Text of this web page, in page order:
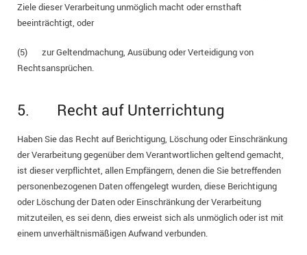
Ziele dieser Verarbeitung unmöglich macht oder ernsthaft
beeinträchtigt, oder
(5) zur Geltendmachung, Ausübung oder Verteidigung von
Rechtsansprüchen.
5. Recht auf Unterrichtung
Haben Sie das Recht auf Berichtigung, Löschung oder Einschränkung
der Verarbeitung gegenüber dem Verantwortlichen geltend gemacht,
ist dieser verpflichtet, allen Empfängern, denen die Sie betreffenden
personenbezogenen Daten offengelegt wurden, diese Berichtigung
oder Löschung der Daten oder Einschränkung der Verarbeitung
mitzuteilen, es sei denn, dies erweist sich als unmöglich oder ist mit
einem unverhältnismäßigen Aufwand verbunden.